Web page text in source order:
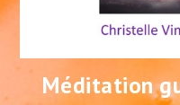
Méditation